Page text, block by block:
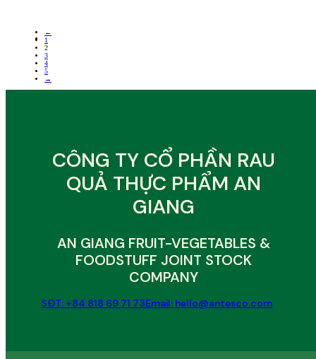
←
1
2
3
4
5
→
CÔNG TY CỔ PHẦN RAU
QUẢ THỰC PHẨM AN
GIANG
AN GIANG FRUIT-VEGETABLES &
FOODSTUFF JOINT STOCK
COMPANY
SĐT: +84 818 69 71 73Email: hello@antesco.com